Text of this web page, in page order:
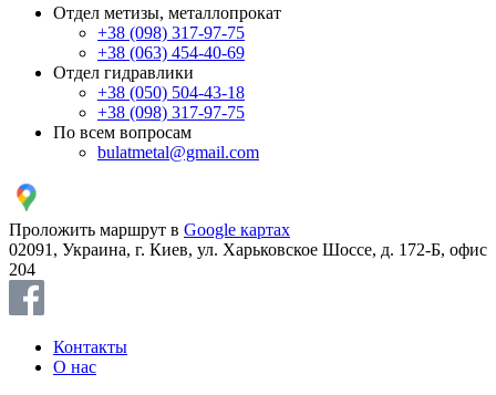
Отдел метизы, металлопрокат
+38 (098) 317-97-75
+38 (063) 454-40-69
Отдел гидравлики
+38 (050) 504-43-18
+38 (098) 317-97-75
По всем вопросам
bulatmetal@gmail.com
Проложить маршрут в Google картах
02091, Украина, г. Киев, ул. Харьковское Шоссе, д. 172-Б, офис
204
Контакты
О нас